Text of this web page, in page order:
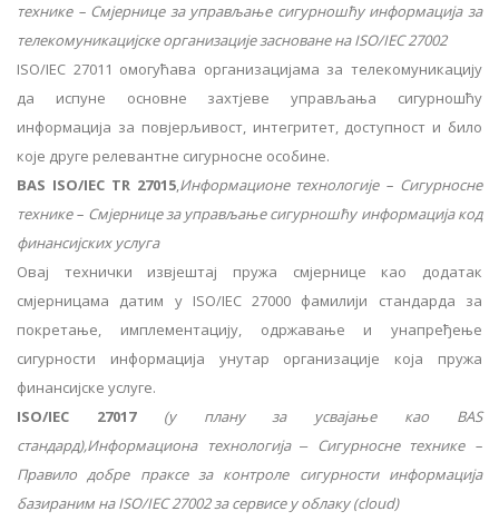
технике – Смјернице за управљање сигурношћу информација за
телекомуникацијске организације засноване на ISO/IEC 27002
ISO/IEC 27011 омогућава организацијама за телекомуникацију
да испуне основне захтјеве управљања сигурношћу
информација за повјерљивост, интегритет, доступност и било
које друге релевантне сигурносне особине.
BAS ISO/IEC TR 27015,Информационе технологије – Сигурносне
технике – Смјернице за управљање сигурношћу информација код
финансијских услуга
Овај технички извјештај пружа смјернице као додатак
смјерницама датим у ISO/IEC 27000 фамилији стандарда за
покретање, имплементацију, одржавање и унапређење
сигурности информација унутар организације која пружа
финансијске услуге.
ISO/IEC 27017
(у плану за усвајање као BAS
стандард),Информациона технологија ‒ Сигурносне технике –
Правило добре праксе за контроле сигурности информација
базираним на ISO/IEC 27002 за сервисе у облаку (cloud)